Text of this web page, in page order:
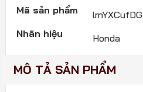
Mã sản phẩm
lrnYXCufDG
Nhãn hiệu
Honda
MÔ TẢ SẢN PHẨM